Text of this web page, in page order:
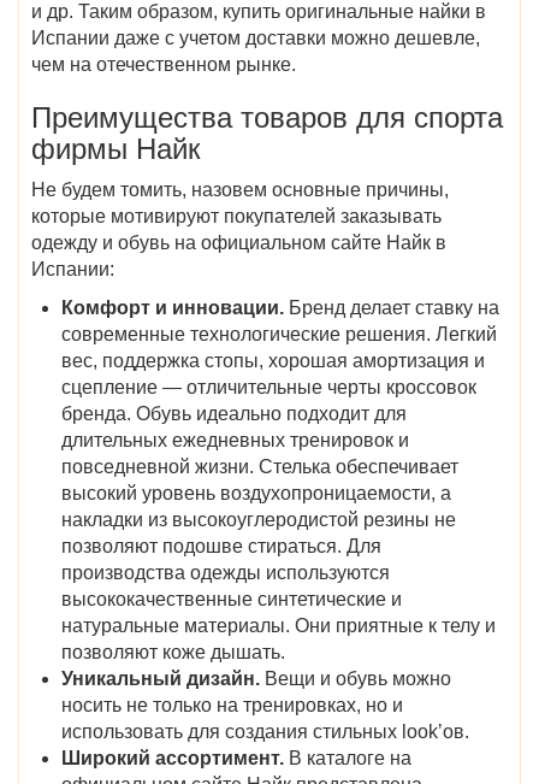
и др. Таким образом, купить оригинальные найки в
Испании даже с учетом доставки можно дешевле,
чем на отечественном рынке.
Преимущества товаров для спорта
фирмы Найк
Не будем томить, назовем основные причины,
которые мотивируют покупателей заказывать
одежду и обувь на официальном сайте Найк в
Испании:
Комфорт и инновации. Бренд делает ставку на
современные технологические решения. Легкий
вес, поддержка стопы, хорошая амортизация и
сцепление — отличительные черты кроссовок
бренда. Обувь идеально подходит для
длительных ежедневных тренировок и
повседневной жизни. Стелька обеспечивает
высокий уровень воздухопроницаемости, а
накладки из высокоуглеродистой резины не
позволяют подошве стираться. Для
производства одежды используются
высококачественные синтетические и
натуральные материалы. Они приятные к телу и
позволяют коже дышать.
Уникальный дизайн. Вещи и обувь можно
носить не только на тренировках, но и
использовать для создания стильных lookʼов.
Широкий ассортимент. В каталоге на